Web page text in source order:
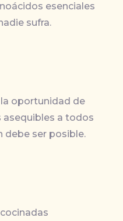
esenciales
sufra.
oportunidad de
a todos
debe ser posible.